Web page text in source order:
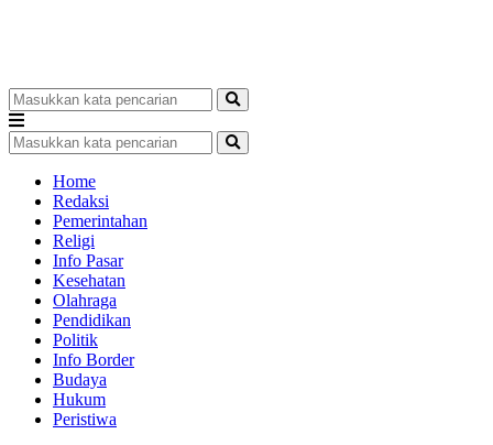
Home
Redaksi
Pemerintahan
Religi
Info Pasar
Kesehatan
Olahraga
Pendidikan
Politik
Info Border
Budaya
Hukum
Peristiwa